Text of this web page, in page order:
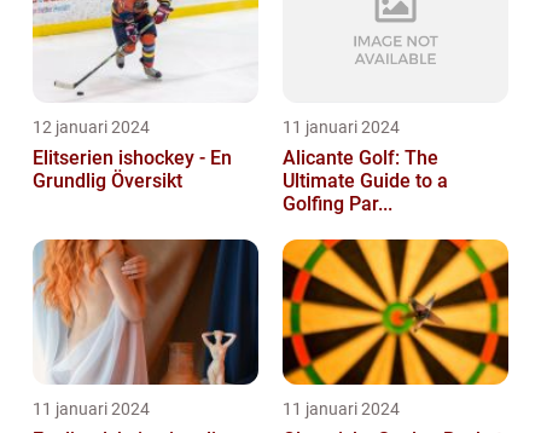
12 januari 2024
Elitserien ishockey - En
Grundlig Översikt
11 januari 2024
Alicante Golf: The
Ultimate Guide to a
Golfing Par...
11 januari 2024 11 januari 2024